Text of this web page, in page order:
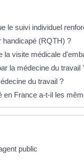
le suivi individuel
handicapé (RQTH) ?
la visite médicale
la médecine du travail
du travail ?
en France a-t-il les
public